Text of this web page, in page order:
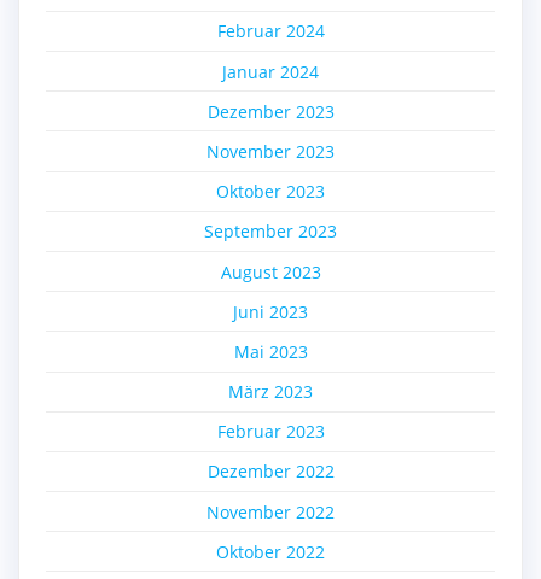
Februar 2024
Januar 2024
Dezember 2023
November 2023
Oktober 2023
September 2023
August 2023
Juni 2023
Mai 2023
März 2023
Februar 2023
Dezember 2022
November 2022
Oktober 2022